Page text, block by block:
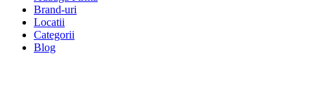
Brand-uri
Locatii
Categorii
Blog